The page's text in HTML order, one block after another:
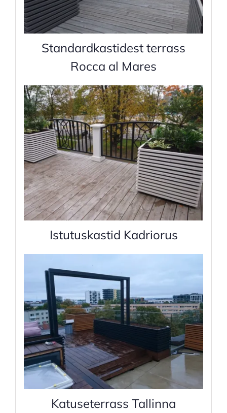
Standardkastidest terrass
Rocca al Mares
Istutuskastid Kadriorus
Katuseterrass Tallinna